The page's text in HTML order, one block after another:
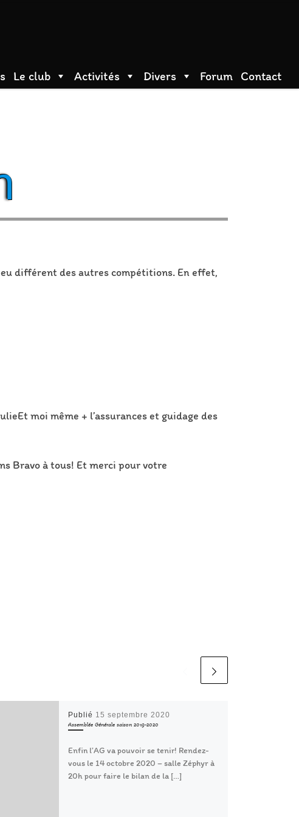
Le club Activités Divers Forum Contact
différent des autres compétitions. En effet,
moi même + l’assurances et guidage des
Bravo à tous! Et merci pour votre
Publié 15 septembre 2020
Assemblée Générale saison 2019-2020
Enfin l’AG va pouvoir se tenir! Rendez-
vous le 14 octobre 2020 – salle Zéphyr à
20h pour faire le bilan de la […]